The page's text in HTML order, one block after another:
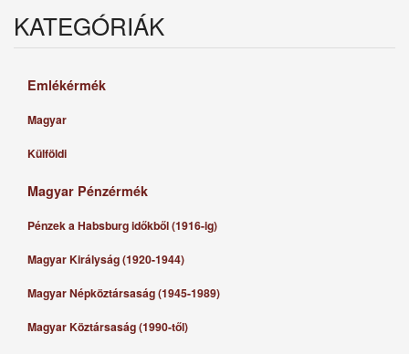
KATEGÓRIÁK
Emlékérmék
Magyar
Külföldi
Magyar Pénzérmék
Pénzek a Habsburg időkből (1916-ig)
Magyar Királyság (1920-1944)
Magyar Népköztársaság (1945-1989)
Magyar Köztársaság (1990-től)